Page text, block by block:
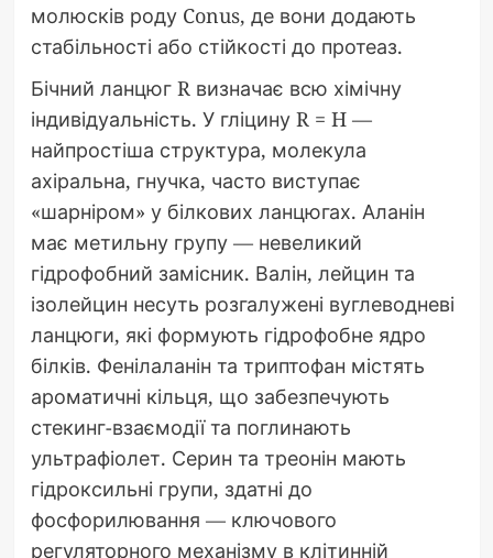
молюсків роду Conus, де вони додають
стабільності або стійкості до протеаз.
Бічний ланцюг R визначає всю хімічну
індивідуальність. У гліцину R = H —
найпростіша структура, молекула
ахіральна, гнучка, часто виступає
«шарніром» у білкових ланцюгах. Аланін
має метильну групу — невеликий
гідрофобний замісник. Валін, лейцин та
ізолейцин несуть розгалужені вуглеводневі
ланцюги, які формують гідрофобне ядро
білків. Фенілаланін та триптофан містять
ароматичні кільця, що забезпечують
стекинг-взаємодії та поглинають
ультрафіолет. Серин та треонін мають
гідроксильні групи, здатні до
фосфорилювання — ключового
регуляторного механізму в клітинній